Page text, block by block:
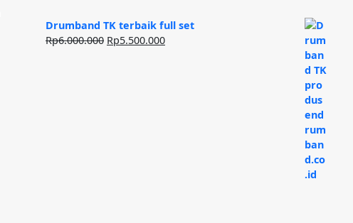
Drumband TK terbaik full set
Rp6.000.000 Harga
Rp5.500.000Harga